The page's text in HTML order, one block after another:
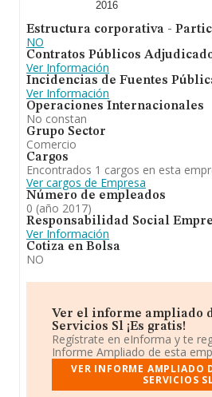
2016
Estructura corporativa -
NO
Contratos Públicos
Ver Información
Incidencias de Fuentes
Ver Información
Operaciones Internacionales
No constan
Grupo Sector
Comercio
Cargos
Encontrados 1 cargos en esta
Ver cargos de Empresa
Número de empleados
0 (año 2017)
Responsabilidad Social
Ver Información
Cotiza en Bolsa
NO
Ver el informe ampliado
Servicios Sl ¡Es gratis!
Regístrate en eInforma y te
Informe Ampliado de esta
VER INFORME AMPLIADO
SERVICIOS